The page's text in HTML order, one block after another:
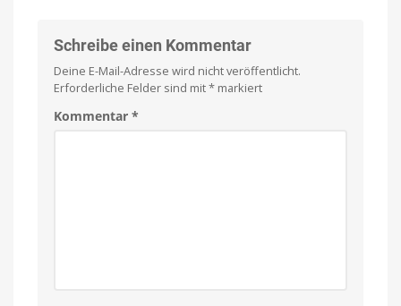
Schreibe einen Kommentar
Deine E-Mail-Adresse wird nicht veröffentlicht.
Erforderliche Felder sind mit* markiert
Kommentar *